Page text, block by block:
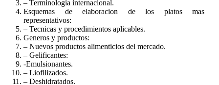
– Terminologia internacional.
Esquemas de elaboracion de los platos mas
representativos:
– Tecnicas y procedimientos aplicables.
Generos y productos:
– Nuevos productos alimenticios del mercado.
– Gelificantes:
-Emulsionantes.
– Liofilizados.
– Deshidratados.